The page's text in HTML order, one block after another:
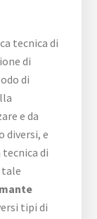
tecnica di
di
di
e da
diversi, e
tecnica di
tale
tipi di